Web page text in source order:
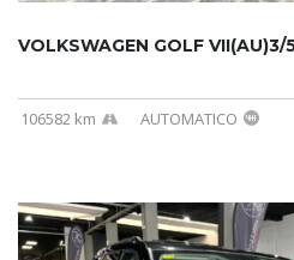
106582 km AUTOMATICO